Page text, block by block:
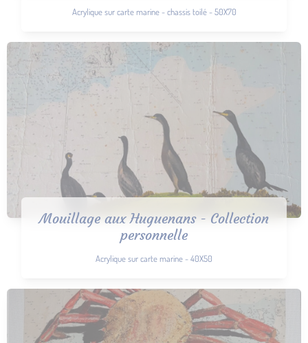
Acrylique sur carte marine - chassis toilé - 50X70
Mouillage aux Huguenans - Collection
personnelle
Acrylique sur carte marine - 40X50